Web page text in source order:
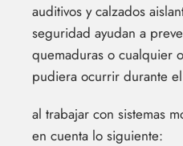
auditivos y calzados
seguridad ayudan a
quemaduras o cualquier
pudiera ocurrir durante
al trabajar con sistemas
en cuenta lo siguiente: